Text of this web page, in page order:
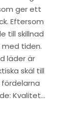
ger ett
Eftersom
till skillnad
tiden.
läder är
skäl till
Kvalitet…